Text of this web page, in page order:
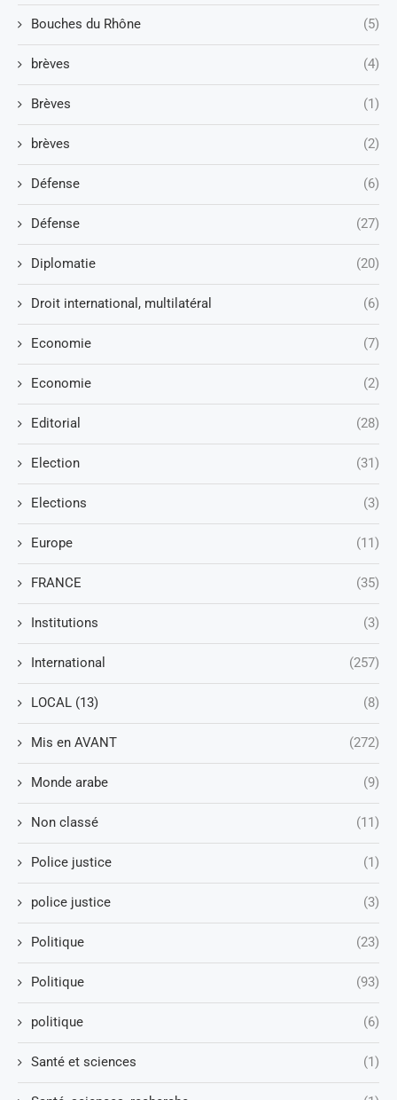
Bouches du Rhône (5)
brèves (4)
Brèves (1)
brèves (2)
Défense (6)
Défense (27)
Diplomatie (20)
Droit international, multilatéral (6)
Economie (7)
Economie (2)
Editorial (28)
Election (31)
Elections (3)
Europe (11)
FRANCE (35)
Institutions (3)
International (257)
LOCAL (13) (8)
Mis en AVANT (272)
Monde arabe (9)
Non classé (11)
Police justice (1)
police justice (3)
Politique (23)
Politique (93)
politique (6)
Santé et sciences (1)